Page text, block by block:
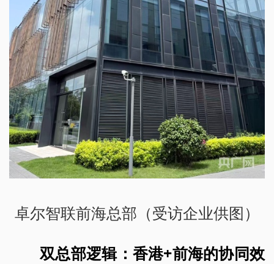
卓尔智联前海总部（受访企业供图）
双总部逻辑：香港+前海的协同效